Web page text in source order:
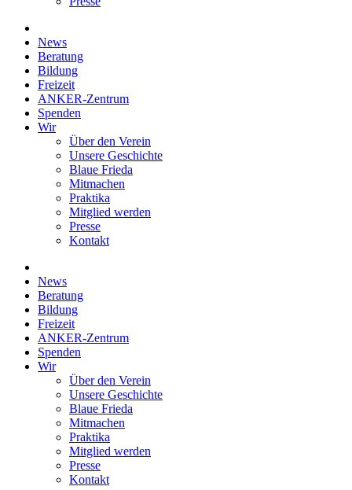
News
Beratung
Bildung
Freizeit
ANKER-Zentrum
Spenden
Wir
Über den Verein
Unsere Geschichte
Blaue Frieda
Mitmachen
Praktika
Mitglied werden
Presse
Kontakt
News
Beratung
Bildung
Freizeit
ANKER-Zentrum
Spenden
Wir
Über den Verein
Unsere Geschichte
Blaue Frieda
Mitmachen
Praktika
Mitglied werden
Presse
Kontakt